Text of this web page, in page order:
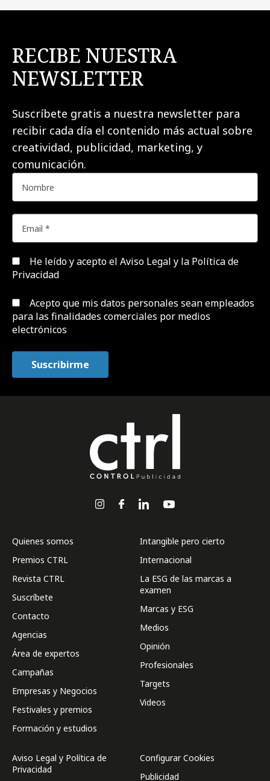
RECIBE NUESTRA
NEWSLETTER
Suscríbete gratis a nuestra newsletter para
recibir cada día el contenido más actual sobre
creatividad, publicidad, marketing, y
comunicación.
He leído y acepto el Aviso Legal y la Política de
Privacidad
Acepto que mis datos personales sean empleados
para las finalidades comerciales por medios
electrónicos
Quienes somos
Premios CTRL
Revista CTRL
Suscríbete
Contacto
Agencias
Área de expertos
Campañas
Empresas y Negocios
Festivales y premios
Formación y estudios
Intangible pero cierto
Internacional
La ESG de las marcas a
examen
Marcas y ESG
Medios
Opinión
Profesionales
Targets
Videos
Aviso Legal y Política de
Privacidad
Configurar Cookies
Publicidad